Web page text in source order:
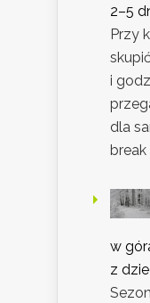
2–5
Przy
i
dla
break
w
z